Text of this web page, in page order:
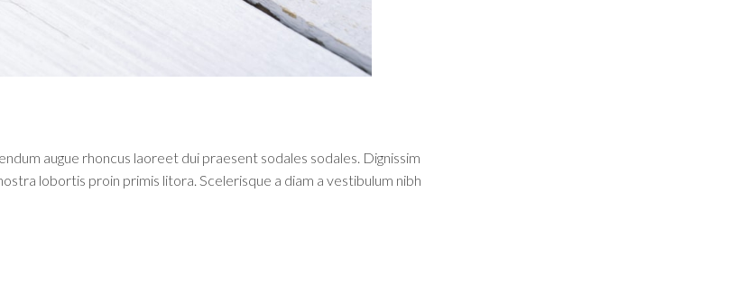
augue rhoncus laoreet dui praesent sodales sodales. Dignissim
lobortis proin primis litora. Scelerisque a diam a vestibulum nibh